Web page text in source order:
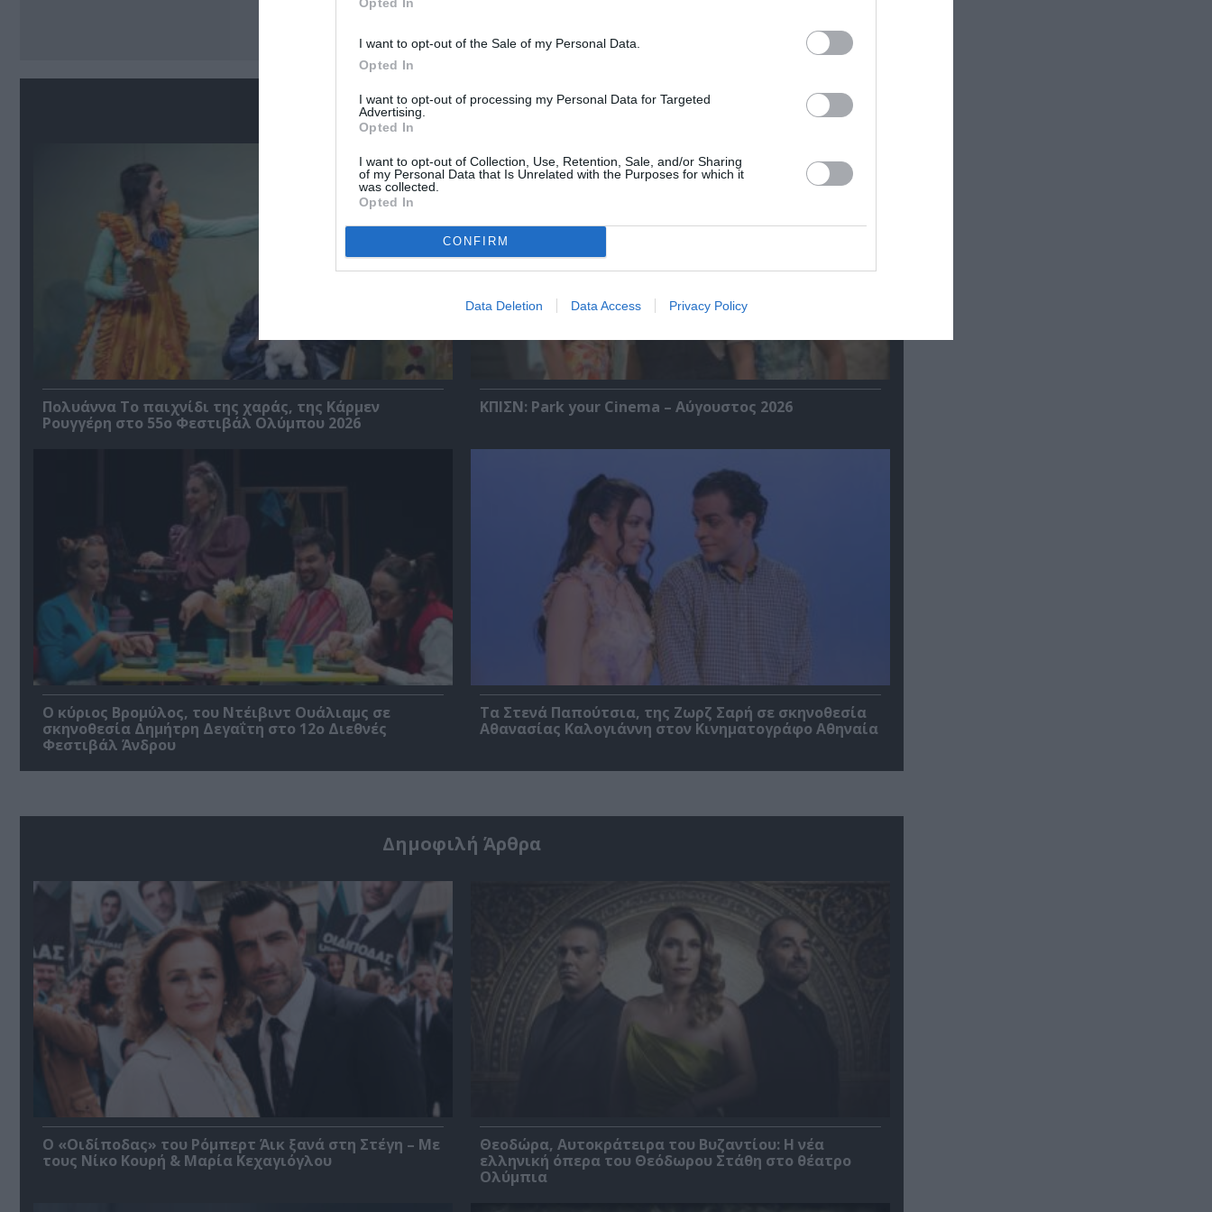
I want to opt-out of the Sale of my Personal Data.
Opted In
I want to opt-out of processing my Personal Data for Targeted
Advertising.
Opted In
I want to opt-out of Collection, Use, Retention, Sale, and/or Sharing
of my Personal Data that Is Unrelated with the Purposes for which it
was collected.
Opted In
CONFIRM
Data Deletion Data Access Privacy Policy
Σχετικά Άρθρα
Πολυάννα Το παιχνίδι της χαράς, της Κάρμεν
Ρουγγέρη στο 55ο Φεστιβάλ Ολύμπου 2026
ΚΠΙΣΝ: Park your Cinema – Αύγουστος 2026
O κύριος Βρομύλος, του Ντέιβιντ Ουάλιαμς σε
σκηνοθεσία Δημήτρη Δεγαΐτη στο 12ο Διεθνές
Φεστιβάλ Άνδρου
Τα Στενά Παπούτσια, της Ζωρζ Σαρή σε σκηνοθεσία
Αθανασίας Καλογιάννη στον Κινηματογράφο Αθηναία
Δημοφιλή Άρθρα
O «Οιδίποδας» του Ρόμπερτ Άικ ξανά στη Στέγη – Με
τους Νίκο Κουρή & Μαρία Κεχαγιόγλου
Θεοδώρα, Αυτοκράτειρα του Βυζαντίου: Η νέα
ελληνική όπερα του Θεόδωρου Στάθη στο θέατρο
Ολύμπια